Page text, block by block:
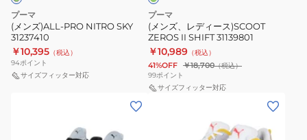
プーマ
(メンズ)ALL-PRO NITRO SKY
31237410
￥10,395 （税込）
94ポイント
サイズフィッター対応
II
SHIFT
31139801
プーマ
(メンズ、レディース)SCOOT
ZEROS II SHIFT 31139801
￥10,989 （税込）
41%OFF ￥18,700（税込）
99ポイント
サイズフィッター対応